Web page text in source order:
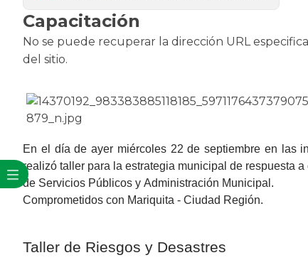
Capacitación
No se puede recuperar la dirección URL
del sitio.
En el día de ayer miércoles 22 de septiembre en las
realizó taller para la estrategia municipal de respuesta
de Servicios Públicos y Administración Municipal.
Comprometidos con Mariquita - Ciudad Región.
Taller de Riesgos y Desastres